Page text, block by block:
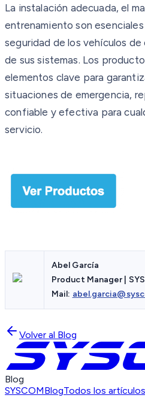
La instalación adecuada, el
entrenamiento son
seguridad de los vehículos
de sus sistemas. Los
elementos clave para
situaciones de emergencia,
confiable y efectiva para
servicio.
Abel García
Product Manager |
Mail:
Volver al Blog
Blog
SYSCOMBlogTodos los artículos